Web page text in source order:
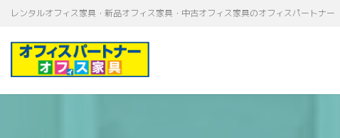
テ
ゲ
レンタルオフィス家具・新品オフィス家具・中古オフィス家具のオフィスパートナー